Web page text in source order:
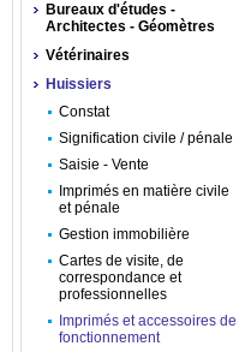
Bureaux d'études -
Architectes - Géomètres
Vétérinaires
Huissiers
Constat
Signification civile / pénale
Saisie - Vente
Imprimés en matière civile
et pénale
Gestion immobilière
Cartes de visite, de
correspondance et
professionnelles
Imprimés et accessoires de
fonctionnement